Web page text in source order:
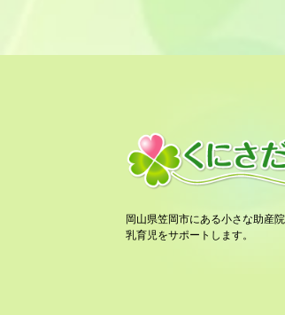
岡山県笠岡市にある小さな助産
乳育児をサポートします。